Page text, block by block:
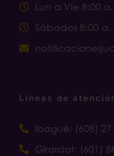
Lun a Vie 8:00
Sábados 8:00 a.
Líneas de
Ibagué: (608)
Girardot: (601)